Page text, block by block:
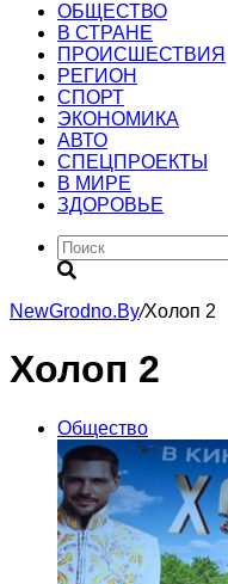
ОБЩЕСТВО
В СТРАНЕ
ПРОИСШЕСТВИЯ
РЕГИОН
CПОРТ
ЭКОНОМИКА
АВТО
СПЕЦПРОЕКТЫ
В МИРЕ
ЗДОРОВЬЕ
NewGrodno.By/Холоп 2
Холоп 2
Общество